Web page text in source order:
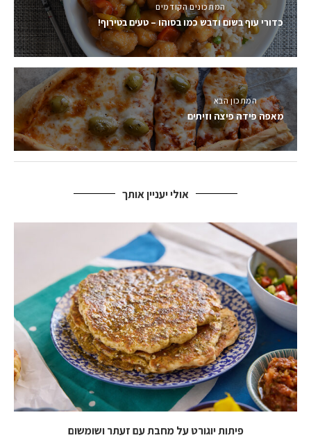
המתכונים הקודמים
כדורי עוף בשום ודבש כמו בסוהו – טעים בטירוף!
המתכון הבא
מאפה פידה פיצה וזיתים
אולי יעניין אותך
פיתות יוגורט על מחבת עם זעתר ושומשום